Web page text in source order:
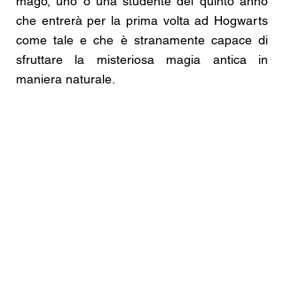
che entrerà per la prima volta ad Hogwarts
come tale e che è stranamente capace di
sfruttare la misteriosa magia antica in
maniera naturale.